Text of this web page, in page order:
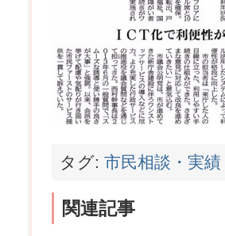
タグ: 市民相談・実績
関連記事